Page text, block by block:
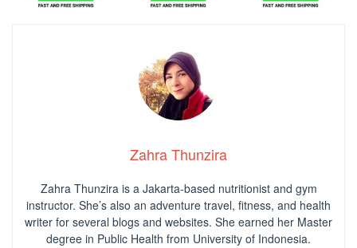
Zahra Thunzira
Zahra Thunzira is a Jakarta-based nutritionist and gym
instructor. She’s also an adventure travel, fitness, and health
writer for several blogs and websites. She earned her Master
degree in Public Health from University of Indonesia.